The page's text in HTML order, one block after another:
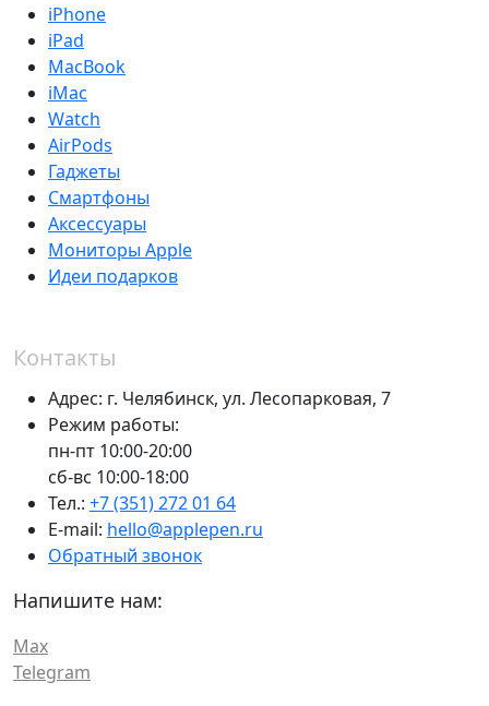
iPhone
iPad
MacBook
iMac
Watch
AirPods
Гаджеты
Смартфоны
Аксессуары
Мониторы Apple
Идеи подарков
Контакты
Адрес: г. Челябинск, ул. Лесопарковая, 7
Режим работы:
пн-пт 10:00-20:00
сб-вс 10:00-18:00
Тел.: +7 (351) 272 01 64
E-mail: hello@applepen.ru
Обратный звонок
Напишите нам:
Max
Telegram